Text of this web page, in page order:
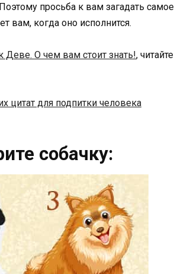
просьба к вам загадать самое
вам, когда оно исполнится.
О чем вам стоит знать!, читайте
цитат для подпитки человека
собачку: